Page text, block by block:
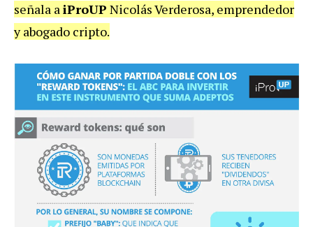
señala aiProUP Nicolás Verderosa, emprendedor
y abogado cripto.